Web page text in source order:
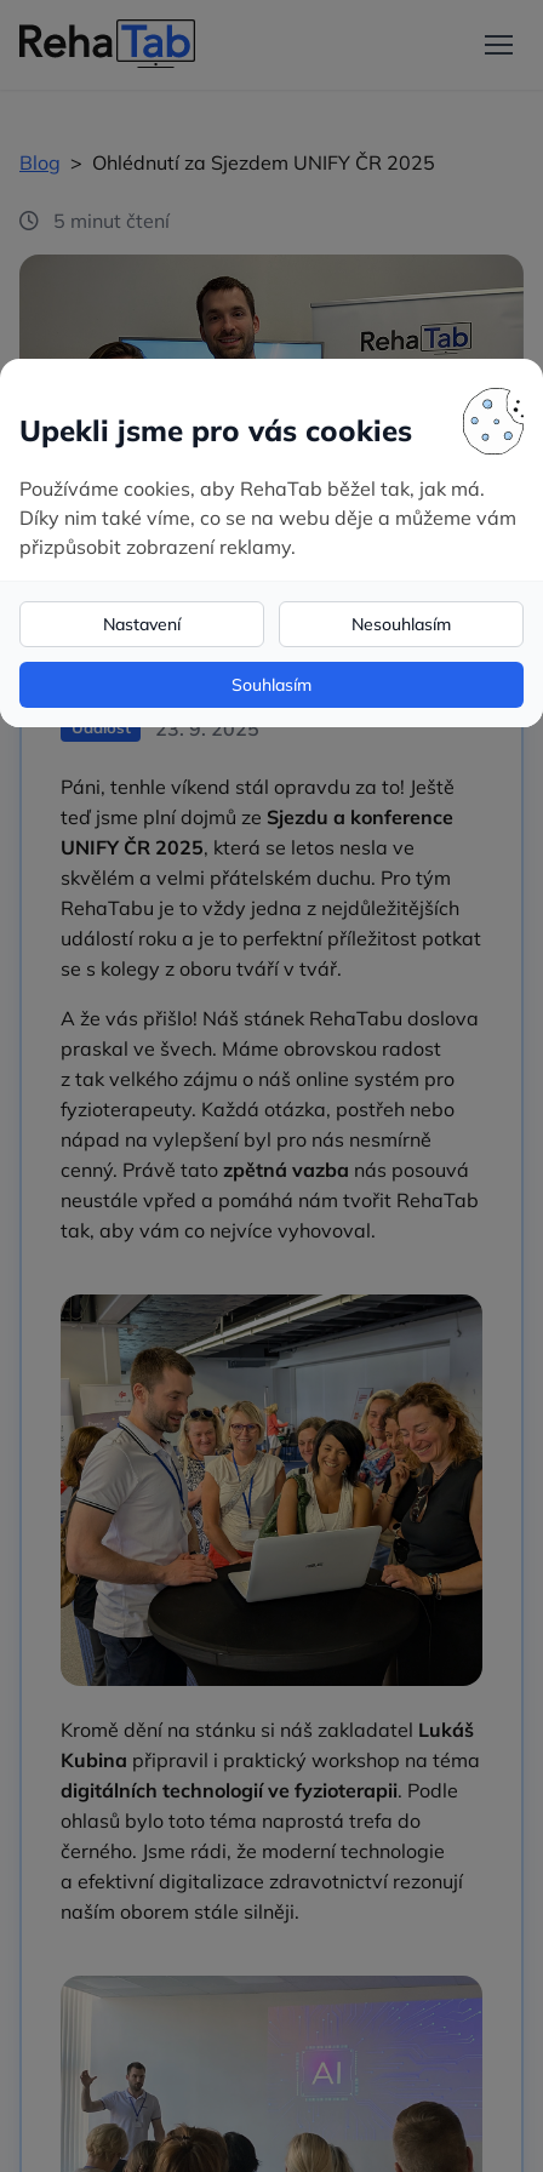
Blog > Ohlédnutí za Sjezdem UNIFY ČR 2025
5 minut čtení
Ohlédnutí za Sjezdem
UNIFY ČR 2025
Událost 23. 9. 2025
Páni, tenhle víkend stál opravdu za to! Ještě
teď jsme plní dojmů ze Sjezdu a konference
UNIFY ČR 2025, která se letos nesla ve
skvělém a velmi přátelském duchu. Pro tým
RehaTabu je to vždy jedna z nejdůležitějších
událostí roku a je to perfektní příležitost potkat
se s kolegy z oboru tváří v tvář.
A že vás přišlo! Náš stánek RehaTabu doslova
praskal ve švech. Máme obrovskou radost
z tak velkého zájmu o náš online systém pro
fyzioterapeuty. Každá otázka, postřeh nebo
nápad na vylepšení byl pro nás nesmírně
cenný. Právě tato zpětná vazba nás posouvá
neustále vpřed a pomáhá nám tvořit RehaTab
tak, aby vám co nejvíce vyhovoval.
Kromě dění na stánku si náš zakladatel Lukáš
Kubina připravil i praktický workshop na téma
digitálních technologií ve fyzioterapii. Podle
ohlasů bylo toto téma naprostá trefa do
černého. Jsme rádi, že moderní technologie
a efektivní digitalizace zdravotnictví rezonují
naším oborem stále silněji.